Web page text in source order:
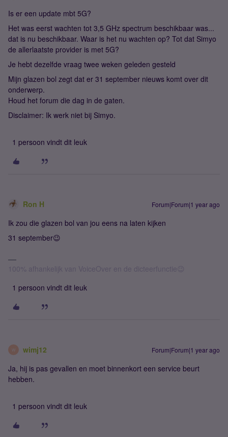
Is er een update mbt 5G?
Het was eerst wachten tot 3,5 GHz spectrum beschikbaar was...
dat is nu beschikbaar. Waar is het nu wachten op? Tot dat Simyo
de allerlaatste provider is met 5G?
Je hebt dezelfde vraag twee weken geleden gesteld
Mijn glazen bol zegt dat er 31 september nieuws komt over dit
onderwerp.
Houd het forum die dag in de gaten.
Disclaimer: Ik werk niet bij Simyo.
1 persoon vindt dit leuk
Ron H Forum|Forum|1 year ago
Ik zou die glazen bol van jou eens na laten kijken
31 september😉
100% afhankelijk van VoiceOver en de dicteerfunctie😉
1 persoon vindt dit leuk
W wimj12 Forum|Forum|1 year ago
Ja, hij is pas gevallen en moet binnenkort een service beurt
hebben.
1 persoon vindt dit leuk